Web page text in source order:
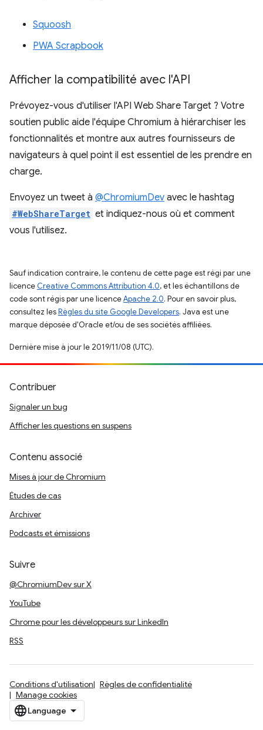
Squoosh
PWA Scrapbook
Afficher la compatibilité avec l'API
Prévoyez-vous d'utiliser l'API Web Share Target ? Votre
soutien public aide l'équipe Chromium à hiérarchiser les
fonctionnalités et montre aux autres fournisseurs de
navigateurs à quel point il est essentiel de les prendre en
charge.
Envoyez un tweet à @ChromiumDev avec le hashtag
#WebShareTarget et indiquez-nous où et comment
vous l'utilisez.
Sauf indication contraire, le contenu de cette page est régi par une
licence Creative Commons Attribution 4.0, et les échantillons de
code sont régis par une licenceApache 2.0. Pour en savoir plus,
consultez lesRègles du site Google Developers. Java est une
marque déposée d'Oracle et/ou de ses sociétés affiliées.
Dernière mise à jour le 2019/11/08 (UTC).
Contribuer
Signaler un bug
Afficher les questions en suspens
Contenu associé
Mises à jour de Chromium
Études de cas
Archiver
Podcasts et émissions
Suivre
@ChromiumDev sur X
YouTube
Chrome pour les développeurs sur LinkedIn
RSS
Conditions d'utilisation
Règles de confidentialité
Manage cookies